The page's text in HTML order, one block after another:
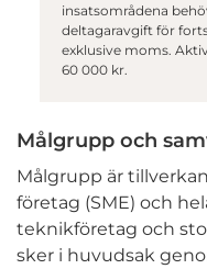
insatsområdena
deltagaravgift för
exklusive moms.
60 000 kr.
Målgrupp och
Målgrupp är
företag (SME) och
teknikföretag och
sker i huvudsak